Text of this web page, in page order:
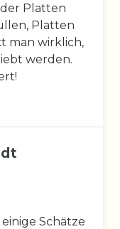
Platten
Platten
man wirklich,
werden.
Schätze